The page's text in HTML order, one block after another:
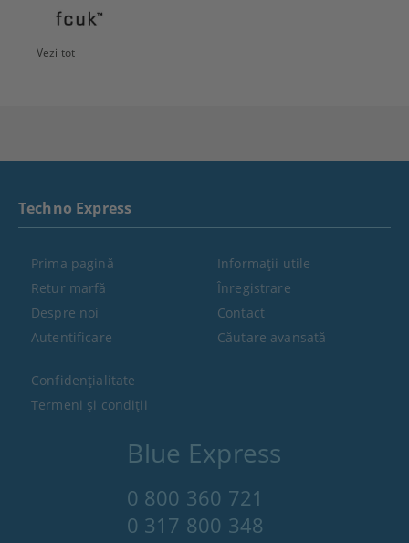
Vezi tot
Blue Express
0 800 360 721
0 317 800 348
Techno Express
Prima pagină
Retur marfă
Despre noi
Autentificare
Informaţii utile
Înregistrare
Contact
Căutare avansată
Confidenţialitate
Termeni şi condiţii